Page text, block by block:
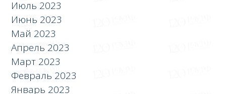
Июль 2023
Июнь 2023
Май 2023
Апрель 2023
Март 2023
Февраль 2023
Январь 2023